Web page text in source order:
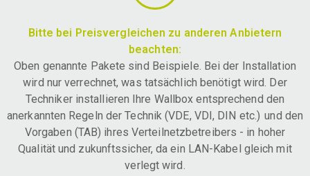
Bitte bei Preisvergleichen zu anderen Anbietern
beachten:
Oben genannte Pakete sind Beispiele. Bei der Installation
wird nur verrechnet, was tatsächlich benötigt wird. Der
Techniker installieren Ihre Wallbox entsprechend den
anerkannten Regeln der Technik (VDE, VDI, DIN etc.) und den
Vorgaben (TAB) ihres Verteilnetzbetreibers - in hoher
Qualität und zukunftssicher, da ein LAN-Kabel gleich mit
verlegt wird.